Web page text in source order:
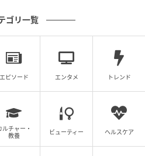
理学ライター。心理学を「ちょっと
はなく「毎日の生活に役立つ知識」
ます。あなたの心が少しでも軽くな
ゴリ一覧
エピソード エンタメ トレンド
ルチャー・
教養
ビューティー ヘルスケア